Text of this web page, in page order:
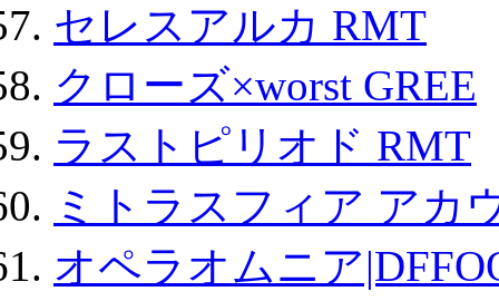
セレスアルカ RMT
クローズ×worst GREE
ラストピリオド RMT
ミトラスフィア アカ
オペラオムニア